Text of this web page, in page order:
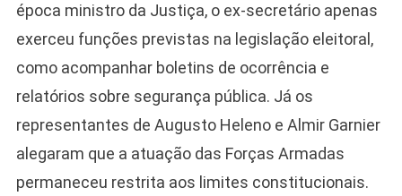
época ministro da Justiça, o ex-secretário apenas
exerceu funções previstas na legislação eleitoral,
como acompanhar boletins de ocorrência e
relatórios sobre segurança pública. Já os
representantes de Augusto Heleno e Almir Garnier
alegaram que a atuação das Forças Armadas
permaneceu restrita aos limites constitucionais.